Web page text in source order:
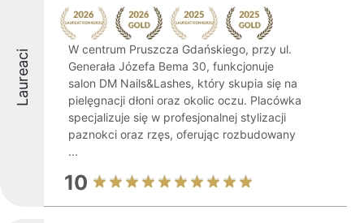
Laureaci
W centrum Pruszcza Gdańskiego, przy ul.
Generała Józefa Bema 30, funkcjonuje
salon DM Nails&Lashes, który skupia się na
pielęgnacji dłoni oraz okolic oczu. Placówka
specjalizuje się w profesjonalnej stylizacji
paznokci oraz rzęs, oferując rozbudowany
...
10